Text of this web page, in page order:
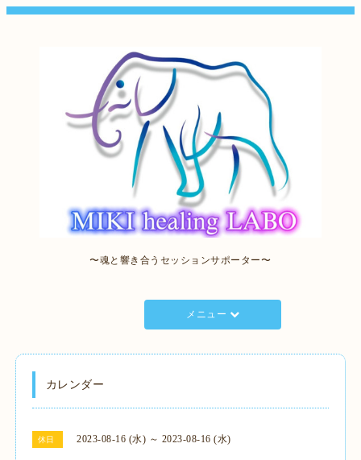
〜魂と響き合うセッションサポーター〜
メニュー
カレンダー
休日 2023-08-16 (水) ～ 2023-08-16 (水)